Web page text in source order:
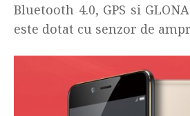
Bluetooth 4.0, GPS si
este dotat cu senzor de